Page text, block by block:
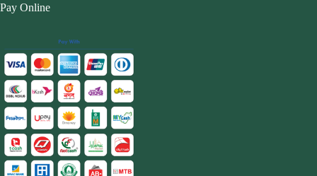
Pay Online